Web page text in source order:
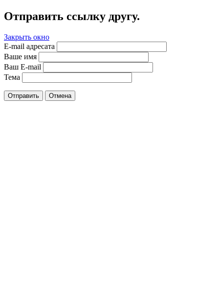
Отправить ссылку другу.
Закрыть окно
E-mail адресата
Ваше имя
Ваш E-mail
Тема
Отправить Отмена